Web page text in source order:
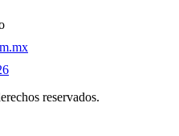
reservados.